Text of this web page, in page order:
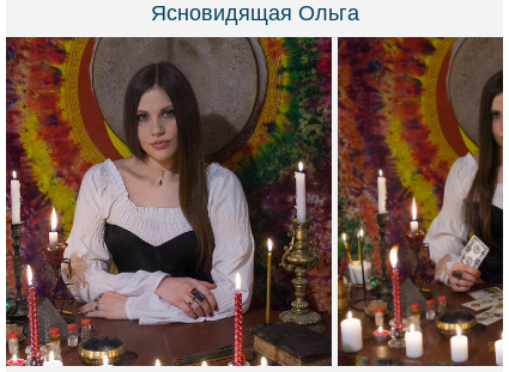
Ясновидящая Ольга